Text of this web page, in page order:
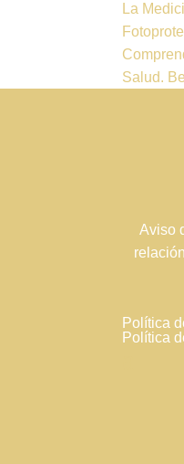
La
Salud.
Aviso
Política
Política